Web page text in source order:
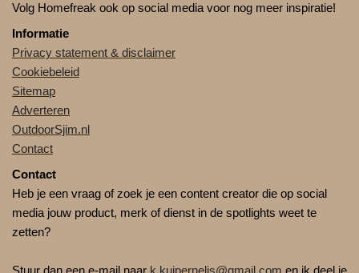
Volg Homefreak ook op social media voor nog meer inspiratie!
Informatie
Privacy statement & disclaimer
Cookiebeleid
Sitemap
Adverteren
OutdoorSjim.nl
Contact
Contact
Heb je een vraag of zoek je een content creator die op social
media jouw product, merk of dienst in de spotlights weet te
zetten?
Stuur dan een e-mail naar k.kuipernelis@gmail.com en ik deel je